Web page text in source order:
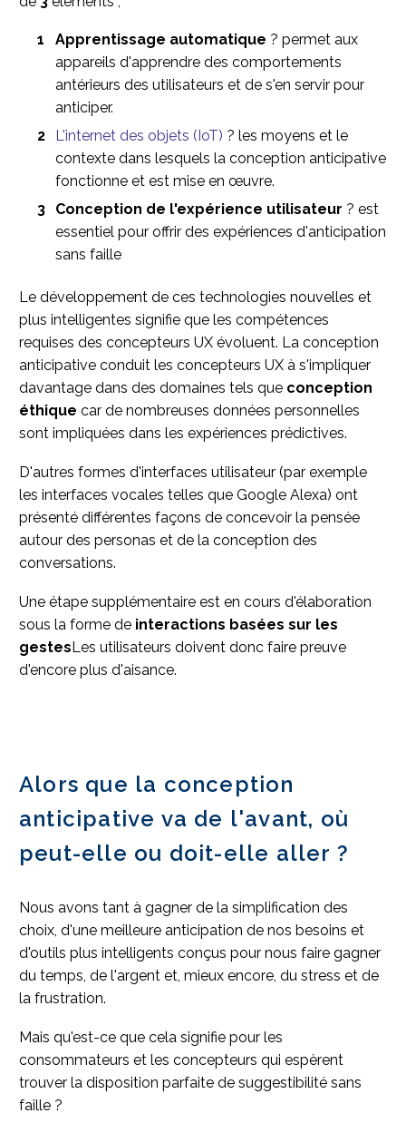
Apprentissage automatique ? permet aux
appareils d'apprendre des comportements
antérieurs des utilisateurs et de s'en servir pour
anticiper.
L'internet des objets (IoT) ? les moyens et le
contexte dans lesquels la conception anticipative
fonctionne et est mise en œuvre.
Conception de l'expérience utilisateur ? est
essentiel pour offrir des expériences d'anticipation
sans faille
Le développement de ces technologies nouvelles et
plus intelligentes signifie que les compétences
requises des concepteurs UX évoluent. La conception
anticipative conduit les concepteurs UX à s'impliquer
davantage dans des domaines tels que conception
éthique car de nombreuses données personnelles
sont impliquées dans les expériences prédictives.
D'autres formes d'interfaces utilisateur (par exemple
les interfaces vocales telles que Google Alexa) ont
présenté différentes façons de concevoir la pensée
autour des personas et de la conception des
conversations.
Une étape supplémentaire est en cours d'élaboration
sous la forme de interactions basées sur les
gestesLes utilisateurs doivent donc faire preuve
d'encore plus d'aisance.
Alors que la conception
anticipative va de l'avant, où
peut-elle ou doit-elle aller ?
Nous avons tant à gagner de la simplification des
choix, d'une meilleure anticipation de nos besoins et
d'outils plus intelligents conçus pour nous faire gagner
du temps, de l'argent et, mieux encore, du stress et de
la frustration.
Mais qu'est-ce que cela signifie pour les
consommateurs et les concepteurs qui espèrent
trouver la disposition parfaite de suggestibilité sans
faille ?